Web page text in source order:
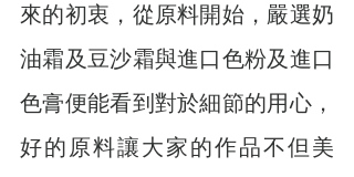
來的初衷，從原料開始，嚴選奶
油霜及豆沙霜與進口色粉及進口
色膏便能看到對於細節的用心，
好的原料讓大家的作品不但美